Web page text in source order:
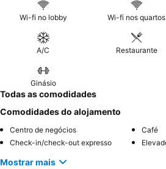
Wi-fi no lobby Wi-fi nos quartos
A/C Restaurante
Ginásio
Todas as comodidades
Comodidades do alojamento
Centro de negócios
Café
Check-in/check-out expresso
Mostrar mais